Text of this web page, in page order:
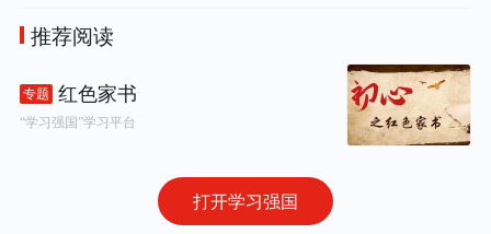
打开学习强国
推荐阅读
专题 红色家书
“学习强国”学习平台